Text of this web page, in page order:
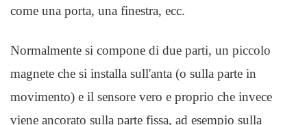
come una porta, una finestra, ecc.
Normalmente si compone di due parti, un piccolo
magnete che si installa sull'anta (o sulla parte in
movimento) e il sensore vero e proprio che invece
viene ancorato sulla parte fissa, ad esempio sulla